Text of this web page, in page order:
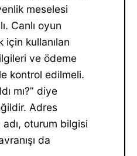
meselesi
Canlı oyun
için kullanılan
ve ödeme
kontrol edilmeli.
mı?” diye
Adres
oturum bilgisi
da